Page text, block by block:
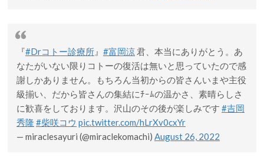
『#Drコトー診療所 』 #富岡涼 君、本当にありがとう。あ
なたがいない限りコトーの復活は無いと思っていたので感
謝しかありません。もちろん当初からの皆さんいまや主役
級揃い、だから皆さんの集結にﾁｰﾑの温かさ、素晴らしさ
に歓喜をしております。沢山のその後が楽しみです #吉岡
秀隆 #柴咲コウ pic.twitter.com/hLrXv0cxYr
— miraclesayuri (@miraclekomachi) August 26, 2022